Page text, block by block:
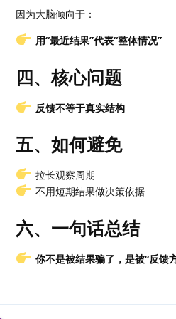
因为大脑倾向于：
用“最近结果”代表“整体情况”
四、核心问题
反馈不等于真实结构
五、如何避免
拉长观察周期
不用短期结果做决策依据
六、一句话总结
你不是被结果骗了，是被“反馈